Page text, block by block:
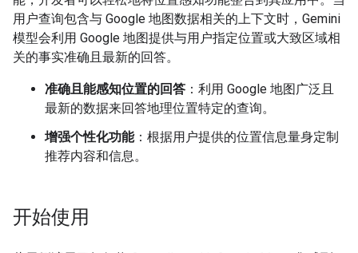
用户查询包含与 Google 地图数据相关的上下文时，Gemini
模型会利用 Google 地图提供与用户指定位置或大致区域相
关的事实准确且最新的回答。
准确且能感知位置的回答 ：利用 Google 地图广泛且
最新的数据来回答地理位置特定的查询。
增强个性化功能：根据用户提供的位置信息量身定制
推荐内容和信息。
开始使用